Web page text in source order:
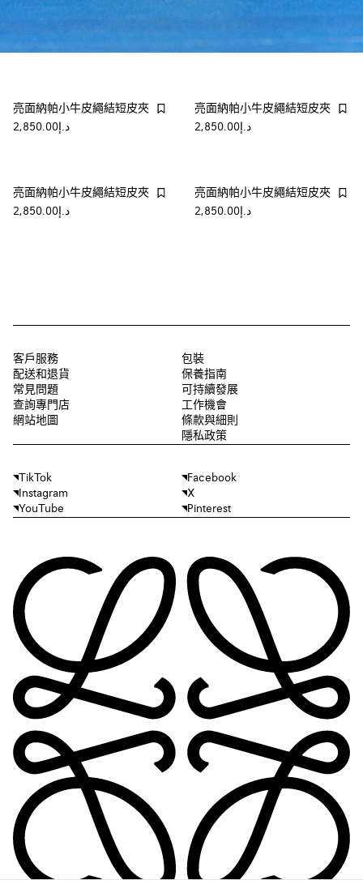
亮面納帕小牛皮繩結短皮夾
د.إ2,850.00
亮面納帕小牛皮繩結短皮夾
د.إ2,850.00
亮面納帕小牛皮繩結短皮夾
د.إ2,850.00
亮面納帕小牛皮繩結短皮夾
د.إ2,850.00
客戶服務
配送和退貨
常見問題
查詢專門店
網站地圖
包裝
保養指南
可持續發展
工作機會
條款與細則
隱私政策
TikTok
Facebook
Instagram
X
YouTube
Pinterest